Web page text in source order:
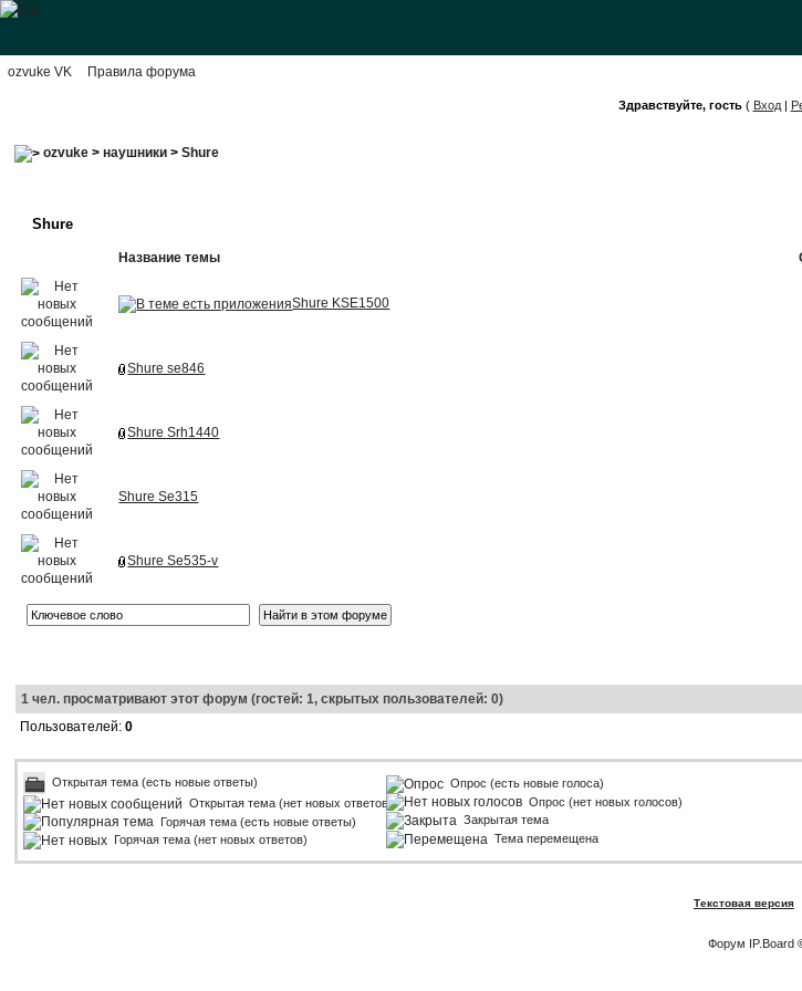
ozvuke VK Правила форума
Здравствуйте, гость( Вход|
ozvuke >наушники >Shure
Shure
Название темы
Shure KSE1500
Shure se846
Shure Srh1440
Shure Se315
Shure Se535-v
1 чел. просматривают этот форум (гостей: 1, скрытых пользователей: 0)
Пользователей:0
Открытая тема (есть новые ответы)
Открытая тема (нет новых ответов)
Горячая тема (есть новые ответы)
Горячая тема (нет новых ответов)
Опрос (есть новые голоса)
Опрос (нет новых голосов)
Закрытая тема
Тема перемещена
Текстовая версия
Форум IP.Board